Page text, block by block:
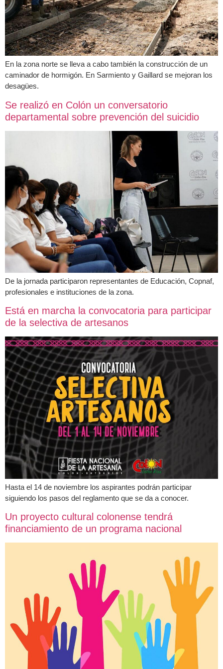
En la zona norte se lleva a cabo también la construcción de un
caminador de hormigón. En Sarmiento y Gaillard se mejoran los
desagües.
Se realizó en Colón un conversatorio
departamental sobre prevención del suicidio
De la jornada participaron representantes de Educación, Copnaf,
profesionales e instituciones de la zona.
Está en marcha la convocatoria para participar
de la selectiva de artesanos
Hasta el 14 de noviembre los aspirantes podrán participar
siguiendo los pasos del reglamento que se da a conocer.
Un proyecto cultural colonense tendrá
financiamiento de un programa nacional